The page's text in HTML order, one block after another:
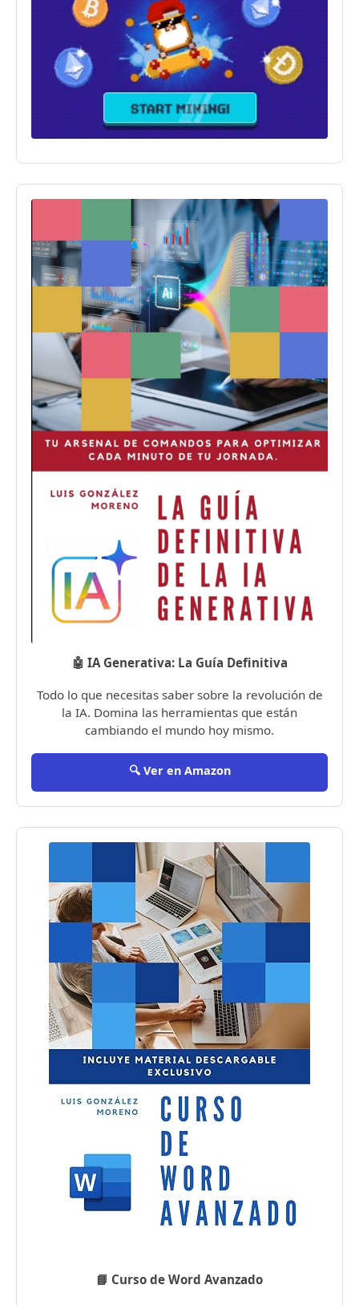
🤖 IA Generativa: La Guía Definitiva
Todo lo que necesitas saber sobre la revolución de
la IA. Domina las herramientas que están
cambiando el mundo hoy mismo.
🔍 Ver en Amazon
📘 Curso de Word Avanzado